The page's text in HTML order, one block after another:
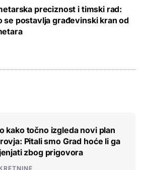
preciznost i timski rad:
se postavlja građevinski kran od
kako točno izgleda novi plan
Pitali smo Grad hoće li ga
zbog prigovora